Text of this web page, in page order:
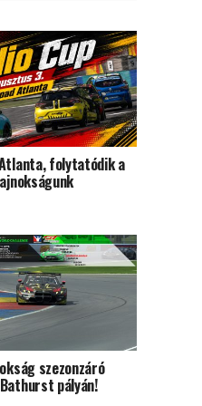
folytatódik a
szezonzáró
pályán!